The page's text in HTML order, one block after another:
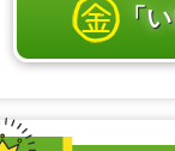
「